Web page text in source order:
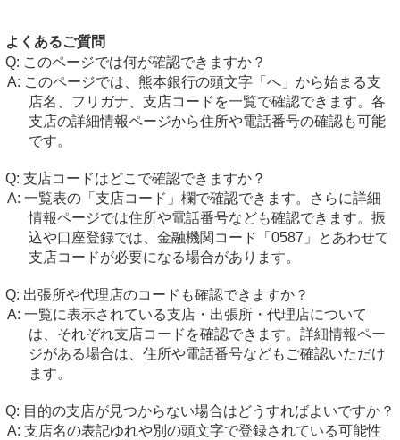
よくあるご質問
このページでは何が確認できますか？
このページでは、熊本銀行の頭文字「へ」から始まる支
店名、フリガナ、支店コードを一覧で確認できます。各
支店の詳細情報ページから住所や電話番号の確認も可能
です。
支店コードはどこで確認できますか？
一覧表の「支店コード」欄で確認できます。さらに詳細
情報ページでは住所や電話番号なども確認できます。振
込や口座登録では、金融機関コード「0587」とあわせて
支店コードが必要になる場合があります。
出張所や代理店のコードも確認できますか？
一覧に表示されている支店・出張所・代理店について
は、それぞれ支店コードを確認できます。詳細情報ペー
ジがある場合は、住所や電話番号などもご確認いただけ
ます。
目的の支店が見つからない場合はどうすればよいですか？
支店名の表記ゆれや別の頭文字で登録されている可能性